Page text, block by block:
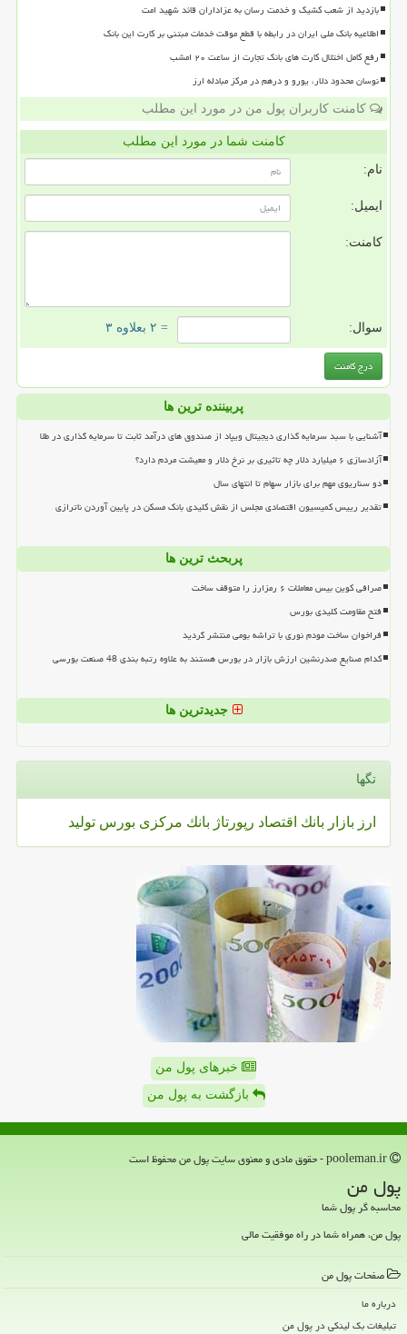
بازدید از شعب کشیک و خدمت رسان به عزاداران قائد شهید امت
اطلاعیه بانک ملی ایران در رابطه با قطع موقت خدمات مبتنی بر کارت این بانک
رفع کامل اختلال کارت های بانک تجارت از ساعت ۲۰ امشب
نوسان محدود دلار، یورو و درهم در مرکز مبادله ارز
کامنت کاربران پول من در مورد این مطلب
کامنت شما در مورد این مطلب
نام:
ایمیل:
کامنت:
سوال: = ۲ بعلاوه ۳
پربیننده ترین ها
آشنایی با سبد سرمایه گذاری دیجیتال ویپاد از صندوق های درآمد ثابت تا سرمایه گذاری در طلا
آزادسازی ۶ میلیارد دلار چه تاثیری بر نرخ دلار و معیشت مردم دارد؟
دو سناریوی مهم برای بازار سهام تا انتهای سال
تقدیر رییس کمیسیون اقتصادی مجلس از نقش کلیدی بانک مسکن در پایین آوردن ناترازی
پربحث ترین ها
صرافی کوین بیس معاملات ۶ رمزارز را متوقف ساخت
فتح مقاومت کلیدی بورس
فراخوان ساخت مودم نوری با تراشه بومی منتشر گردید
کدام صنایع صدرنشین ارزش بازار در بورس هستند به علاوه رتبه بندی 48 صنعت بورسی
جدیدترین ها
تگها
ارز بازار بانك اقتصاد رپورتاژ بانك مركزی بورس تولید
خبرهای پول من
بازگشت به پول من
پول من
محاسبه گر پول شما
پول من، همراه شما در راه موفقیت مالی
صفحات پول من
درباره ما
تبلیغات بک لینکی در پول من